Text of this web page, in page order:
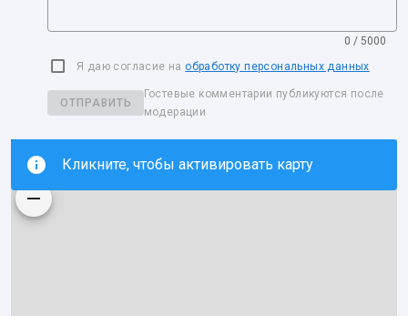
0 / 5000
Я даю согласие на обработку персональных данных
ОТПРАВИТЬ
Гостевые комментарии публикуются после
модерации
Кликните, чтобы активировать карту